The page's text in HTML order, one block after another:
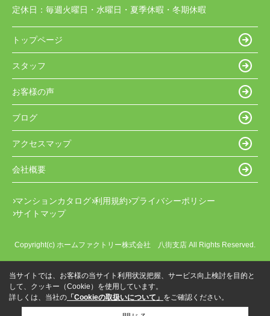
定休日： 毎週火曜日・水曜日・夏季休暇・冬期休暇
トップページ
スタッフ
お客様の声
ブログ
アクセスマップ
会社概要
マンションカタログ 利用規約 プライバシーポリシー
サイトマップ
Copyright(c) ホームファクトリー株式会社 八街支店 All Rights Reserved.
当サイトでは、お客様の当サイト利用状況把握、サービス向上検討を目的と
して、クッキー（Cookie）を使用しています。
詳しくは、当社の 「Cookieの取扱いについて」 をご確認ください。